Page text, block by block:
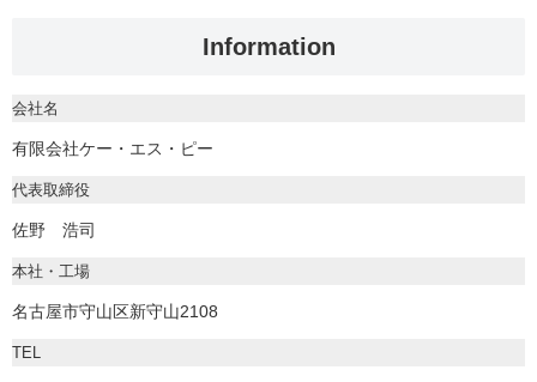
Information
会社名
有限会社ケー・エス・ピー
代表取締役
佐野 浩司
本社・工場
名古屋市守山区新守山2108
TEL